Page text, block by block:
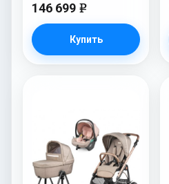
146 699 e
Купить